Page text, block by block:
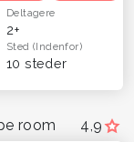
Deltagere
2+
Sted(Indenfor)
10 steder
4,9
room